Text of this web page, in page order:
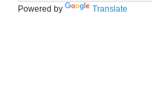
Powered by Translate